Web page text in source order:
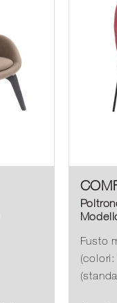
Fusto